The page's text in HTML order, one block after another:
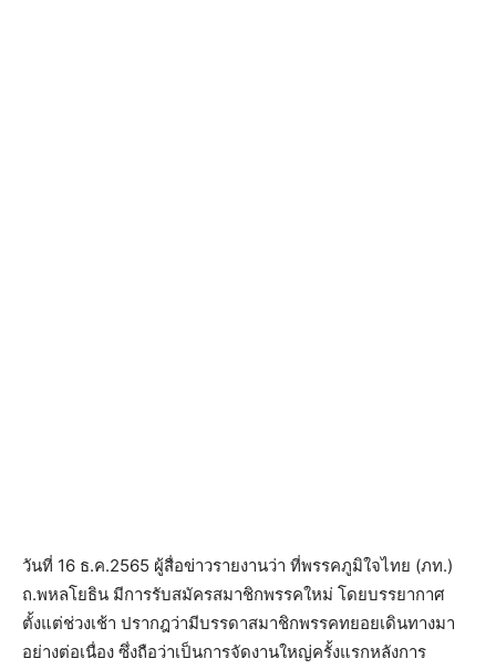
วันที่ 16 ธ.ค.2565 ผู้สื่อข่าวรายงานว่า ที่พรรคภูมิใจไทย (ภท.)
ถ.พหลโยธิน มีการรับสมัครสมาชิกพรรคใหม่ โดยบรรยากาศ
ตั้งแต่ช่วงเช้า ปรากฎว่ามีบรรดาสมาชิกพรรคทยอยเดินทางมา
อย่างต่อเนื่อง ซึ่งถือว่าเป็นการจัดงานใหญ่ครั้งแรกหลังการ